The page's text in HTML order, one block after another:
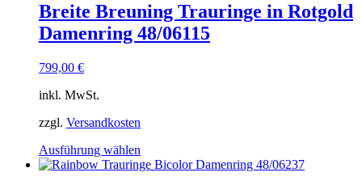
Breite Breuning Trauringe in Rotgold
Damenring 48/06115
799,00 €
inkl. MwSt.
zzgl. Versandkosten
Ausführung wählen
Produkt